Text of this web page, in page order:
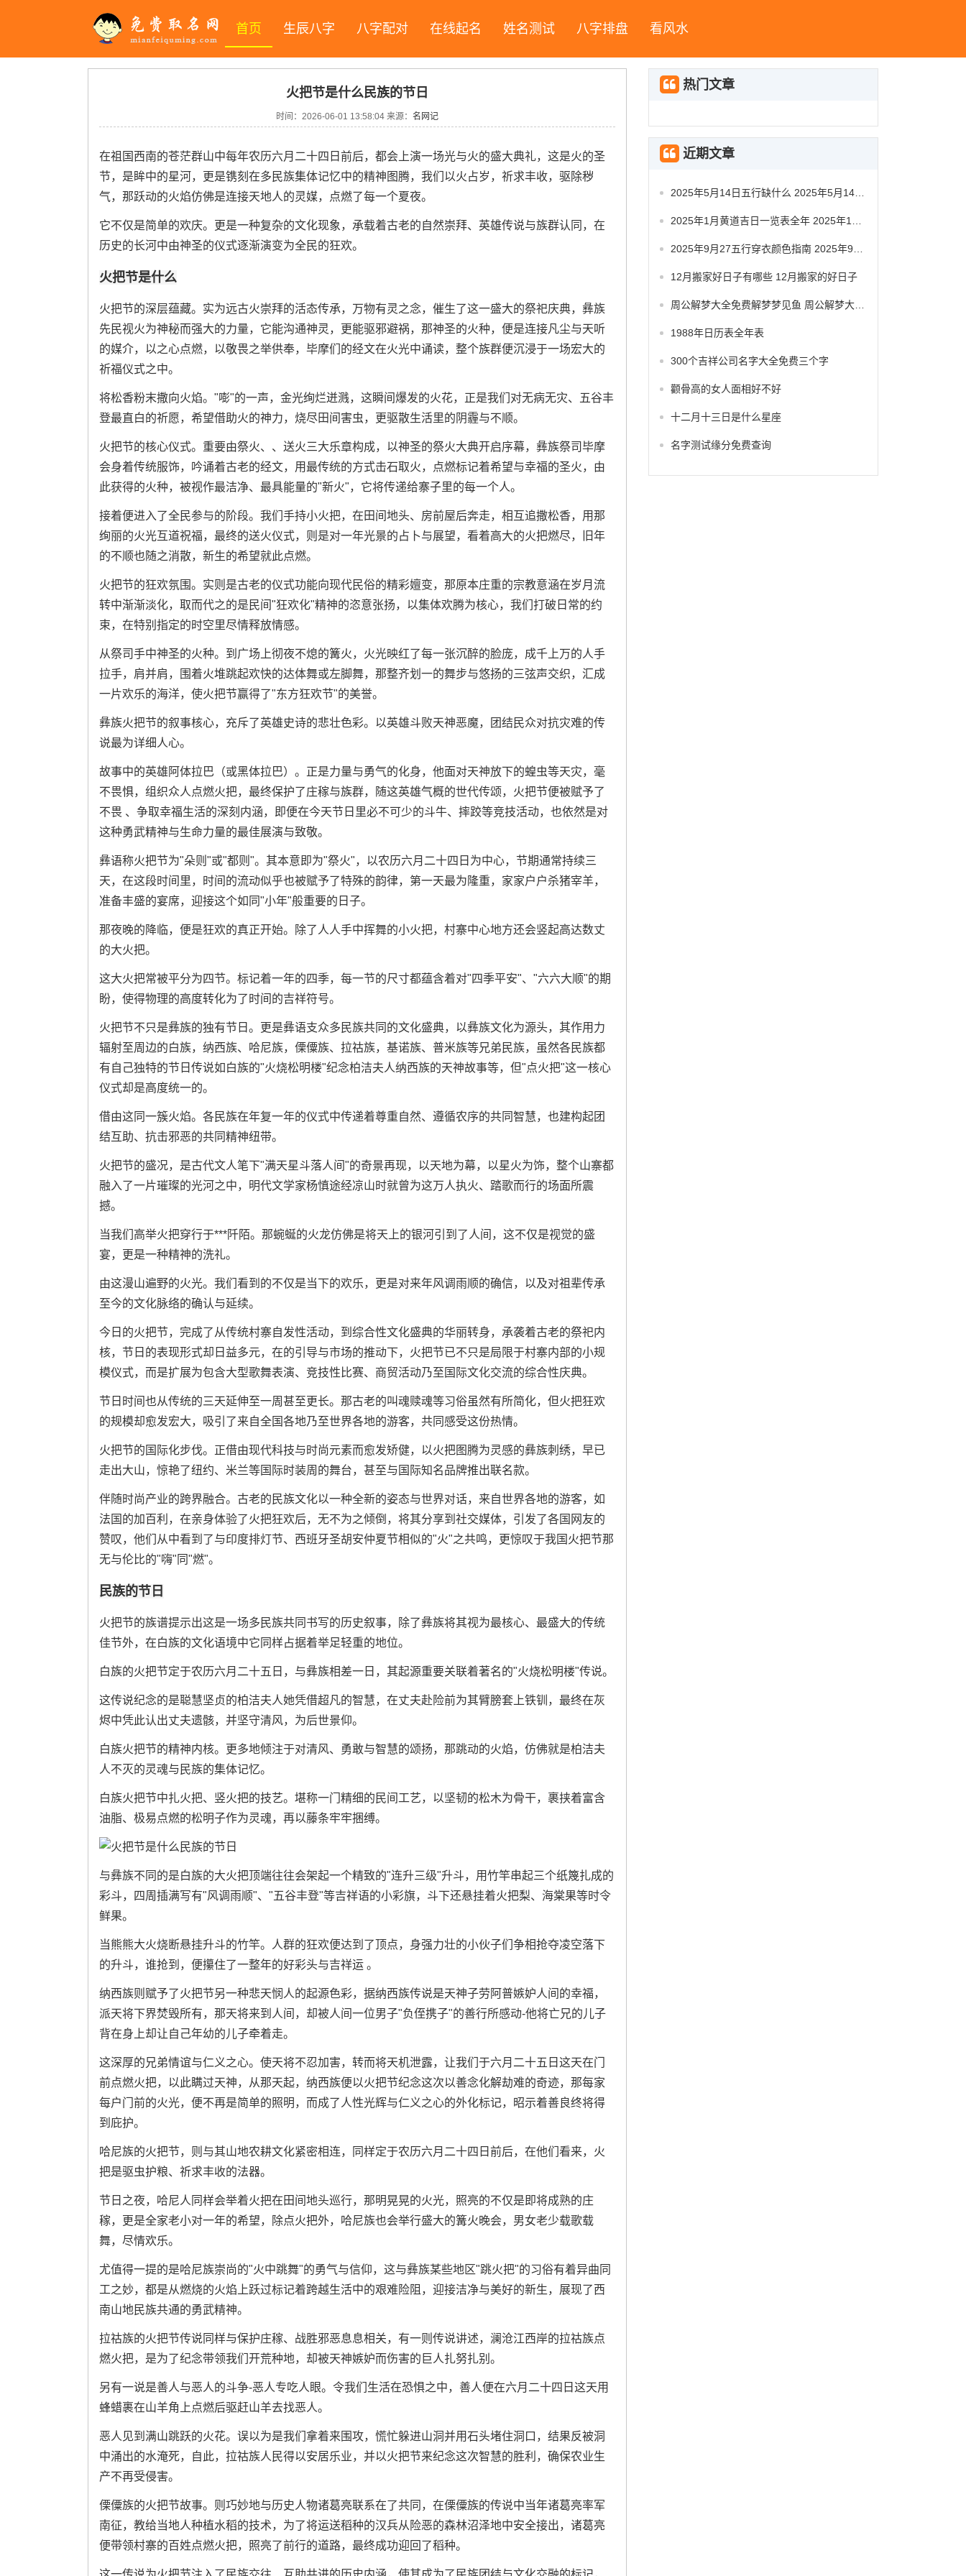
首页 生辰八字 八字配对 在线起名 姓名测试 八字排盘 看风水
火把节是什么民族的节日
时间：2026-06-01 13:58:04 来源： 名网记
在祖国西南的苍茫群山中每年农历六月二十四日前后，都会上演一场光与火的盛大典礼，这是火的圣
节，是眸中的星河，更是镌刻在多民族集体记忆中的精神图腾，我们以火占岁，祈求丰收，驱除秽
气，那跃动的火焰仿佛是连接天地人的灵媒，点燃了每一个夏夜。
它不仅是简单的欢庆。更是一种复杂的文化现象，承载着古老的自然崇拜、英雄传说与族群认同，在
历史的长河中由神圣的仪式逐渐演变为全民的狂欢。
火把节是什么
火把节的深层蕴藏。实为远古火崇拜的活态传承，万物有灵之念，催生了这一盛大的祭祀庆典，彝族
先民视火为神秘而强大的力量，它能沟通神灵，更能驱邪避祸，那神圣的火种，便是连接凡尘与天听
的媒介，以之心点燃，以敬畏之举供奉，毕摩们的经文在火光中诵读，整个族群便沉浸于一场宏大的
祈福仪式之中。
将松香粉末撒向火焰。"嘭"的一声，金光绚烂迸溅，这瞬间爆发的火花，正是我们对无病无灾、五谷丰
登最直白的祈愿，希望借助火的神力，烧尽田间害虫，更驱散生活里的阴霾与不顺。
火把节的核心仪式。重要由祭火、、送火三大乐章构成，以神圣的祭火大典开启序幕，彝族祭司毕摩
会身着传统服饰，吟诵着古老的经文，用最传统的方式击石取火，点燃标记着希望与幸福的圣火，由
此获得的火种，被视作最洁净、最具能量的"新火"，它将传递给寨子里的每一个人。
接着便进入了全民参与的阶段。我们手持小火把，在田间地头、房前屋后奔走，相互追撒松香，用那
绚丽的火光互道祝福，最终的送火仪式，则是对一年光景的占卜与展望，看着高大的火把燃尽，旧年
的不顺也随之消散，新生的希望就此点燃。
火把节的狂欢氛围。实则是古老的仪式功能向现代民俗的精彩嬗变，那原本庄重的宗教意涵在岁月流
转中渐渐淡化，取而代之的是民间"狂欢化"精神的恣意张扬，以集体欢腾为核心，我们打破日常的约
束，在特别指定的时空里尽情释放情感。
从祭司手中神圣的火种。到广场上彻夜不熄的篝火，火光映红了每一张沉醉的脸庞，成千上万的人手
拉手，肩并肩，围着火堆跳起欢快的达体舞或左脚舞，那整齐划一的舞步与悠扬的三弦声交织，汇成
一片欢乐的海洋，使火把节赢得了"东方狂欢节"的美誉。
彝族火把节的叙事核心，充斥了英雄史诗的悲壮色彩。以英雄斗败天神恶魔，团结民众对抗灾难的传
说最为详细人心。
故事中的英雄阿体拉巴（或黑体拉巴）。正是力量与勇气的化身，他面对天神放下的蝗虫等天灾，毫
不畏惧，组织众人点燃火把，最终保护了庄稼与族群，随这英雄气概的世代传颂，火把节便被赋予了
不畏 、争取幸福生活的深刻内涵，即便在今天节日里必不可少的斗牛、摔跤等竞技活动，也依然是对
这种勇武精神与生命力量的最佳展演与致敬。
彝语称火把节为"朵则"或"都则"。其本意即为"祭火"，以农历六月二十四日为中心，节期通常持续三
天，在这段时间里，时间的流动似乎也被赋予了特殊的韵律，第一天最为隆重，家家户户杀猪宰羊，
准备丰盛的宴席，迎接这个如同"小年"般重要的日子。
那夜晚的降临，便是狂欢的真正开始。除了人人手中挥舞的小火把，村寨中心地方还会竖起高达数丈
的大火把。
这大火把常被平分为四节。标记着一年的四季，每一节的尺寸都蕴含着对"四季平安"、"六六大顺"的期
盼，使得物理的高度转化为了时间的吉祥符号。
火把节不只是彝族的独有节日。更是彝语支众多民族共同的文化盛典，以彝族文化为源头，其作用力
辐射至周边的白族，纳西族、哈尼族，傈僳族、拉祜族，基诺族、普米族等兄弟民族，虽然各民族都
有自己独特的节日传说如白族的"火烧松明楼"纪念柏洁夫人纳西族的天神故事等，但"点火把"这一核心
仪式却是高度统一的。
借由这同一簇火焰。各民族在年复一年的仪式中传递着尊重自然、遵循农序的共同智慧，也建构起团
结互助、抗击邪恶的共同精神纽带。
火把节的盛况，是古代文人笔下"满天星斗落人间"的奇景再现，以天地为幕，以星火为饰，整个山寨都
融入了一片璀璨的光河之中，明代文学家杨慎途经凉山时就曾为这万人执火、踏歌而行的场面所震
撼。
当我们高举火把穿行于***阡陌。那蜿蜒的火龙仿佛是将天上的银河引到了人间，这不仅是视觉的盛
宴，更是一种精神的洗礼。
由这漫山遍野的火光。我们看到的不仅是当下的欢乐，更是对来年风调雨顺的确信，以及对祖辈传承
至今的文化脉络的确认与延续。
今日的火把节，完成了从传统村寨自发性活动，到综合性文化盛典的华丽转身，承袭着古老的祭祀内
核，节日的表现形式却日益多元，在的引导与市场的推动下，火把节已不只是局限于村寨内部的小规
模仪式，而是扩展为包含大型歌舞表演、竞技性比赛、商贸活动乃至国际文化交流的综合性庆典。
节日时间也从传统的三天延伸至一周甚至更长。那古老的叫魂赎魂等习俗虽然有所简化，但火把狂欢
的规模却愈发宏大，吸引了来自全国各地乃至世界各地的游客，共同感受这份热情。
火把节的国际化步伐。正借由现代科技与时尚元素而愈发矫健，以火把图腾为灵感的彝族刺绣，早已
走出大山，惊艳了纽约、米兰等国际时装周的舞台，甚至与国际知名品牌推出联名款。
伴随时尚产业的跨界融合。古老的民族文化以一种全新的姿态与世界对话，来自世界各地的游客，如
法国的加百利，在亲身体验了火把狂欢后，无不为之倾倒，将其分享到社交媒体，引发了各国网友的
赞叹，他们从中看到了与印度排灯节、西班牙圣胡安仲夏节相似的"火"之共鸣，更惊叹于我国火把节那
无与伦比的"嗨"同"燃"。
民族的节日
火把节的族谱提示出这是一场多民族共同书写的历史叙事，除了彝族将其视为最核心、最盛大的传统
佳节外，在白族的文化语境中它同样占据着举足轻重的地位。
白族的火把节定于农历六月二十五日，与彝族相差一日，其起源重要关联着著名的"火烧松明楼"传说。
这传说纪念的是聪慧坚贞的柏洁夫人她凭借超凡的智慧，在丈夫赴险前为其臂膀套上铁钏，最终在灰
烬中凭此认出丈夫遗骸，并坚守清风，为后世景仰。
白族火把节的精神内核。更多地倾注于对清风、勇敢与智慧的颂扬，那跳动的火焰，仿佛就是柏洁夫
人不灭的灵魂与民族的集体记忆。
白族火把节中扎火把、竖火把的技艺。堪称一门精细的民间工艺，以坚韧的松木为骨干，裹挟着富含
油脂、极易点燃的松明子作为灵魂，再以藤条牢牢捆缚。
与彝族不同的是白族的大火把顶端往往会架起一个精致的"连升三级"升斗，用竹竿串起三个纸篾扎成的
彩斗，四周插满写有"风调雨顺"、"五谷丰登"等吉祥语的小彩旗，斗下还悬挂着火把梨、海棠果等时令
鲜果。
当熊熊大火烧断悬挂升斗的竹竿。人群的狂欢便达到了顶点，身强力壮的小伙子们争相抢夺凌空落下
的升斗，谁抢到，便攥住了一整年的好彩头与吉祥运 。
纳西族则赋予了火把节另一种悲天悯人的起源色彩，据纳西族传说是天神子劳阿普嫉妒人间的幸福，
派天将下界焚毁所有，那天将来到人间，却被人间一位男子"负侄携子"的善行所感动-他将亡兄的儿子
背在身上却让自己年幼的儿子牵着走。
这深厚的兄弟情谊与仁义之心。使天将不忍加害，转而将天机泄露，让我们于六月二十五日这天在门
前点燃火把，以此瞒过天神，从那天起，纳西族便以火把节纪念这次以善念化解劫难的奇迹，那每家
每户门前的火光，便不再是简单的照明，而成了人性光辉与仁义之心的外化标记，昭示着善良终将得
到庇护。
哈尼族的火把节，则与其山地农耕文化紧密相连，同样定于农历六月二十四日前后，在他们看来，火
把是驱虫护粮、祈求丰收的法器。
节日之夜，哈尼人同样会举着火把在田间地头巡行，那明晃晃的火光，照亮的不仅是即将成熟的庄
稼，更是全家老小对一年的希望，除点火把外，哈尼族也会举行盛大的篝火晚会，男女老少载歌载
舞，尽情欢乐。
尤值得一提的是哈尼族崇尚的"火中跳舞"的勇气与信仰，这与彝族某些地区"跳火把"的习俗有着异曲同
工之妙，都是从燃烧的火焰上跃过标记着跨越生活中的艰难险阻，迎接洁净与美好的新生，展现了西
南山地民族共通的勇武精神。
拉祜族的火把节传说同样与保护庄稼、战胜邪恶息息相关，有一则传说讲述，澜沧江西岸的拉祜族点
燃火把，是为了纪念带领我们开荒种地，却被天神嫉妒而伤害的巨人扎努扎别。
另有一说是善人与恶人的斗争-恶人专吃人眼。令我们生活在恐惧之中，善人便在六月二十四日这天用
蜂蜡裹在山羊角上点燃后驱赶山羊去找恶人。
恶人见到满山跳跃的火花。误以为是我们拿着来围攻，慌忙躲进山洞并用石头堵住洞口，结果反被洞
中涌出的水淹死，自此，拉祜族人民得以安居乐业，并以火把节来纪念这次智慧的胜利，确保农业生
产不再受侵害。
傈僳族的火把节故事。则巧妙地与历史人物诸葛亮联系在了共同，在傈僳族的传说中当年诸葛亮率军
南征，教给当地人种植水稻的技术，为了将运送稻种的汉兵从险恶的森林沼泽地中安全接出，诸葛亮
便带领村寨的百姓点燃火把，照亮了前行的道路，最终成功迎回了稻种。
热门文章
近期文章
12月搬家好日子有哪些 12月搬家的好日子
1988年日历表全年表
300个吉祥公司名字大全免费三个字
颧骨高的女人面相好不好
十二月十三日是什么星座
名字测试缘分免费查询